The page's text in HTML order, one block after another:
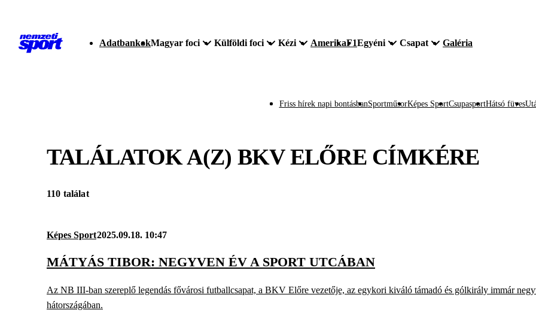
AdatbankokMagyar foci Külföldi foci Kézi AmerikaF1Egyéni Csapat Galéria
Friss hírek napi bontásbanSportműsorKépes SportCsupasportHátsó füves
TALÁLATOK A(Z) BKV ELŐRECÍMKÉRE
110 találat
Képes Sport2025.09.18. 10:47
MÁTYÁS TIBOR: NEGYVEN ÉV A SPORT UTCÁBAN
Az NB III-ban szereplő legendás fővárosi futballcsapat, a BKV Előre vezetője, az egykori kiváló támadó és gólkirály immár
hátországában.